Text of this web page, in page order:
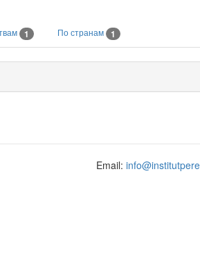
1 По странам 1
Email: